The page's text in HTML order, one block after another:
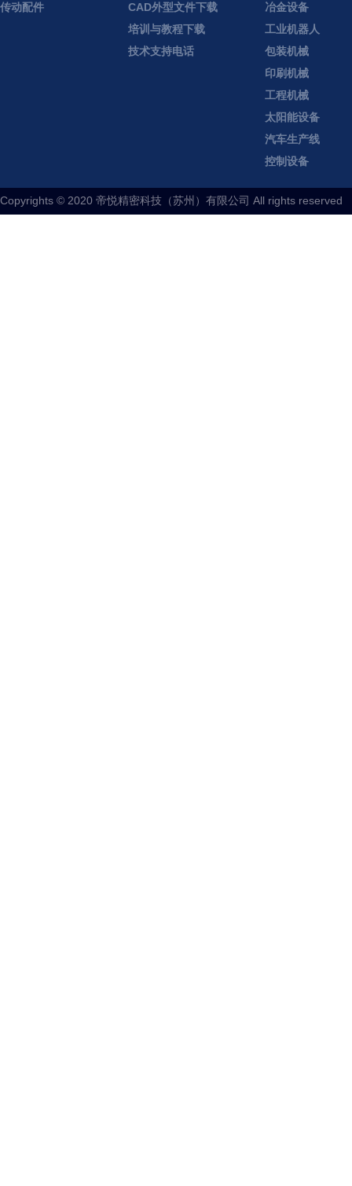
传动配件
CAD外型文件下载
培训与教程下载
技术支持电话
冶金设备
工业机器人
包装机械
印刷机械
工程机械
太阳能设备
汽车生产线
控制设备
Copyrights © 2020 帝悦精密科技（苏州）有限公司 All rights reserved